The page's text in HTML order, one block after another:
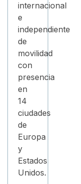
internacional
e
independiente
de
movilidad
con
presencia
en
14
ciudades
de
Europa
y
Estados
Unidos.